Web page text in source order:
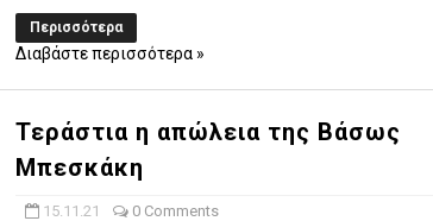
: 39Η ΕΠΕΤΕΙΟΣ ΑΠΟ ΤΟ ΕΠΟΣ ΤΟΥ 1987
κυπέλλου ανδρών ΕΣΚΑΝΑ Μανδραϊκός Προοδευτική
Πανελευσινιακό στον τελικό αύριο με Αρετσού
η Φιλία Περάματος έφερε την σειρά στα ίσια
Περισσότερα
Διαβάστε περισσότερα »
Τεράστια η απώλεια της Βάσως
Μπεσκάκη
15.11.21 0 Comments